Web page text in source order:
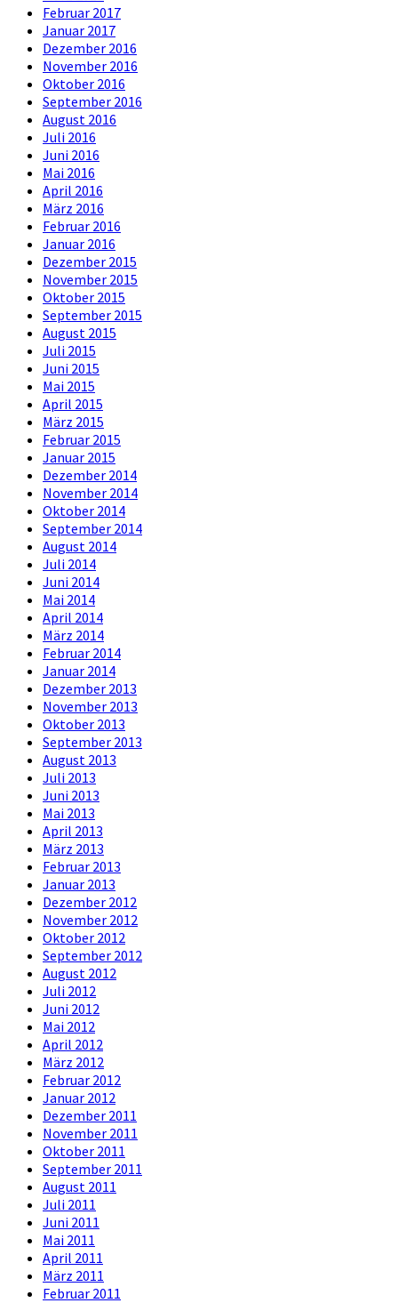
Februar 2017
Januar 2017
Dezember 2016
November 2016
Oktober 2016
September 2016
August 2016
Juli 2016
Juni 2016
Mai 2016
April 2016
März 2016
Februar 2016
Januar 2016
Dezember 2015
November 2015
Oktober 2015
September 2015
August 2015
Juli 2015
Juni 2015
Mai 2015
April 2015
März 2015
Februar 2015
Januar 2015
Dezember 2014
November 2014
Oktober 2014
September 2014
August 2014
Juli 2014
Juni 2014
Mai 2014
April 2014
März 2014
Februar 2014
Januar 2014
Dezember 2013
November 2013
Oktober 2013
September 2013
August 2013
Juli 2013
Juni 2013
Mai 2013
April 2013
März 2013
Februar 2013
Januar 2013
Dezember 2012
November 2012
Oktober 2012
September 2012
August 2012
Juli 2012
Juni 2012
Mai 2012
April 2012
März 2012
Februar 2012
Januar 2012
Dezember 2011
November 2011
Oktober 2011
September 2011
August 2011
Juli 2011
Juni 2011
Mai 2011
April 2011
März 2011
Februar 2011